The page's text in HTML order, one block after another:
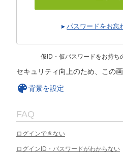
パスワードをお忘
仮ID・仮パスワードをお持ち
セキュリティ向上のため、この
背景を設定
FAQ
ログインできない
ログインID・パスワードがわからない